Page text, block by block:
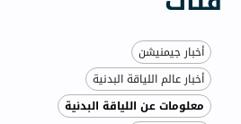
اللياقة البدنية
عن اللياقة البدنية